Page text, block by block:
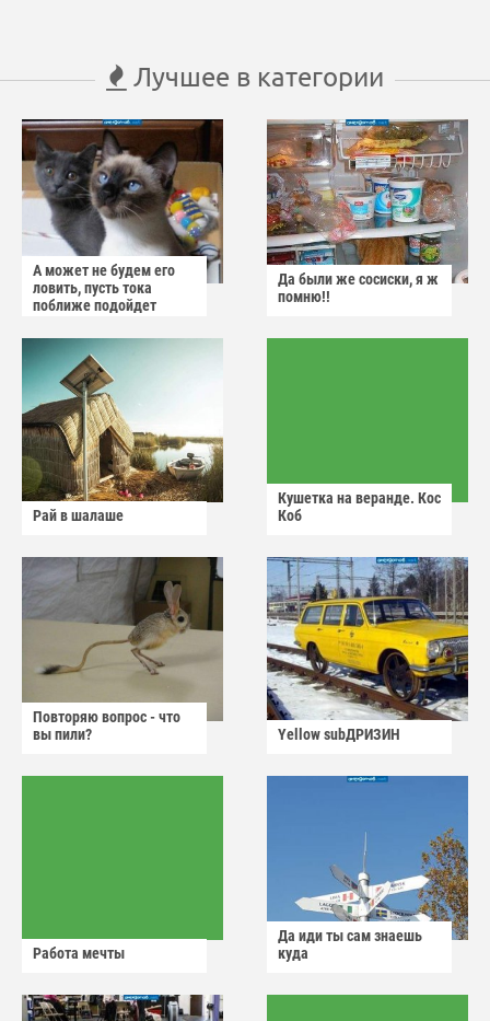
Лучшее в категории
А может не будем его
ловить, пусть тока
поближе подойдет
Да были же сосиски, я ж
помню!!
Рай в шалаше
Кушетка на веранде. Кос
Коб
Повторяю вопрос - что
вы пили?
Yellow subДРИЗИН
Работа мечты
Да иди ты сам знаешь
куда